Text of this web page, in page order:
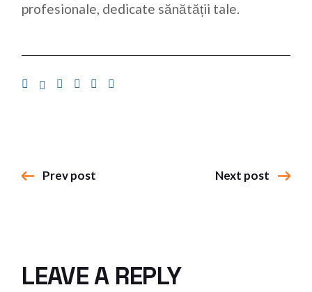
profesionale, dedicate sănătății tale.
Prev post Next post
LEAVE A REPLY